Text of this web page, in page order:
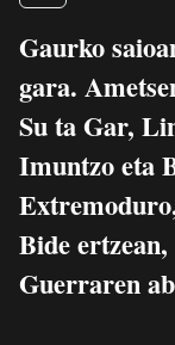
Gaurko
gara.
Su ta Gar,
Imuntzo eta
Bide
Guerraren